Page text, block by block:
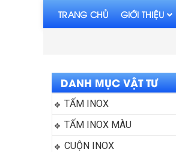
TRANG CHỦ GIỚI THIỆU
DANH MỤC VẬT TƯ
TẤM INOX
TẤM INOX MÀU
CUỘN INOX